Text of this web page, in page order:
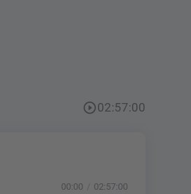
play_circle_outline02:57:00
00:00 02:57:00